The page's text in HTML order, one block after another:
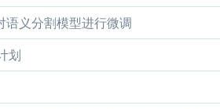
语义分割模型进行微调
划